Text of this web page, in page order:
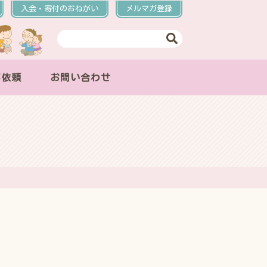
入会・寄付のおねがい メルマガ登録
頼 お問い合わせ